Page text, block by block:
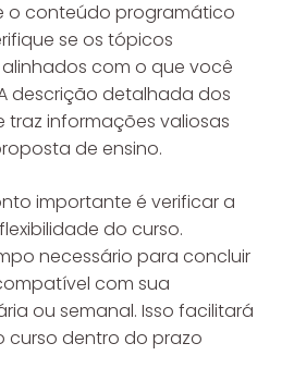
o conteúdo programático
se os tópicos
com o que você
descrição detalhada dos
traz informações valiosas
de ensino.
importante é verificar a
do curso.
necessário para concluir
com sua
ou semanal. Isso facilitará
curso dentro do prazo